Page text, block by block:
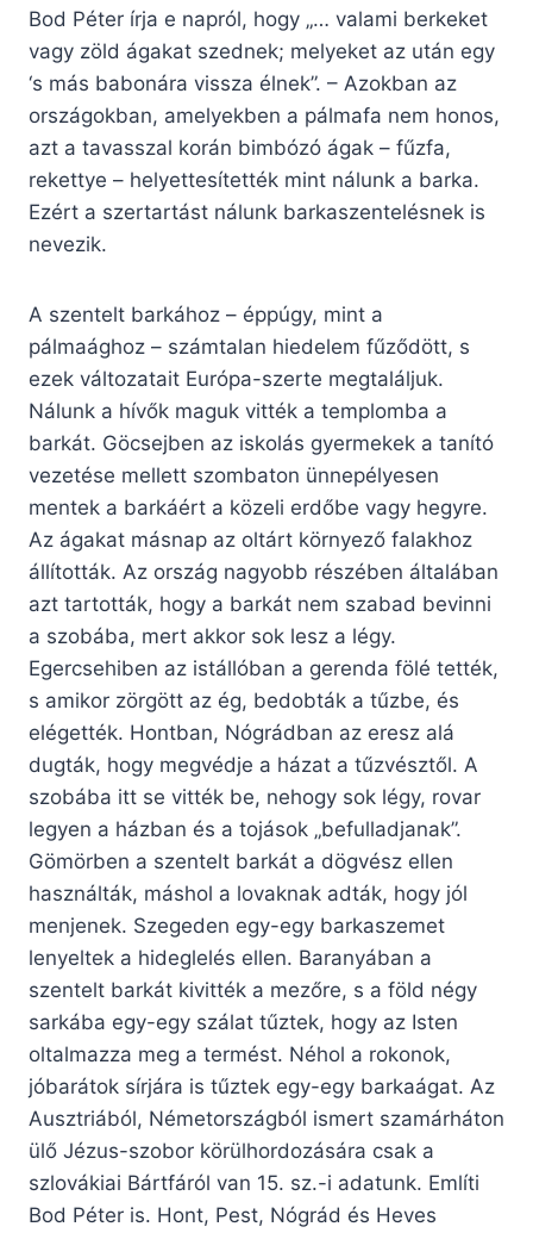
Bod Péter írja e napról, hogy „… valami berkeket
vagy zöld ágakat szednek; melyeket az után egy
‘s más babonára vissza élnek”. – Azokban az
országokban, amelyekben a pálmafa nem honos,
azt a tavasszal korán bimbózó ágak – fűzfa,
rekettye – helyettesítették mint nálunk a barka.
Ezért a szertartást nálunk barkaszentelésnek is
nevezik.
A szentelt barkához – éppúgy, mint a
pálmaághoz – számtalan hiedelem fűződött, s
ezek változatait Európa-szerte megtaláljuk.
Nálunk a hívők maguk vitték a templomba a
barkát. Göcsejben az iskolás gyermekek a tanító
vezetése mellett szombaton ünnepélyesen
mentek a barkáért a közeli erdőbe vagy hegyre.
Az ágakat másnap az oltárt környező falakhoz
állították. Az ország nagyobb részében általában
azt tartották, hogy a barkát nem szabad bevinni
a szobába, mert akkor sok lesz a légy.
Egercsehiben az istállóban a gerenda fölé tették,
s amikor zörgött az ég, bedobták a tűzbe, és
elégették. Hontban, Nógrádban az eresz alá
dugták, hogy megvédje a házat a tűzvésztől. A
szobába itt se vitték be, nehogy sok légy, rovar
legyen a házban és a tojások „befulladjanak”.
Gömörben a szentelt barkát a dögvész ellen
használták, máshol a lovaknak adták, hogy jól
menjenek. Szegeden egy-egy barkaszemet
lenyeltek a hideglelés ellen. Baranyában a
szentelt barkát kivitték a mezőre, s a föld négy
sarkába egy-egy szálat tűztek, hogy az Isten
oltalmazza meg a termést. Néhol a rokonok,
jóbarátok sírjára is tűztek egy-egy barkaágat. Az
Ausztriából, Németországból ismert szamárháton
ülő Jézus-szobor körülhordozására csak a
szlovákiai Bártfáról van 15. sz.-i adatunk. Említi
Bod Péter is. Hont, Pest, Nógrád és Heves